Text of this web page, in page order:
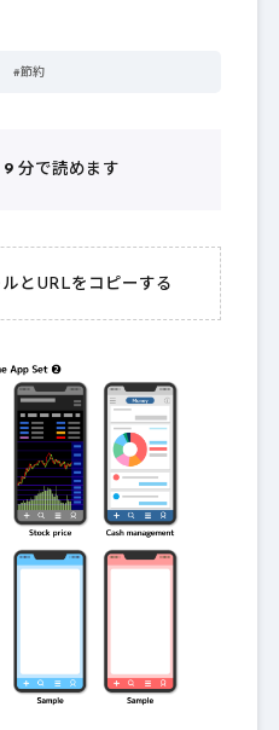
#節約
9 分で読めます
とURLをコピーする